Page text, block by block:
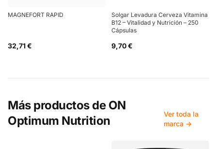
MAGNEFORT RAPID
32,71 €
Solgar Levadura Cerveza Vitamina
B12 – Vitalidad y Nutrición – 250
Cápsulas
9,70 €
Más productos de ON
Optimum Nutrition
Ver toda la
marca →